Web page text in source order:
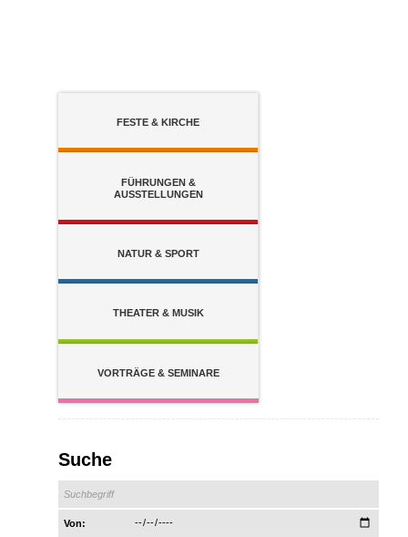
FESTE & KIRCHE
FÜHRUNGEN &
AUSSTELLUNGEN
NATUR &SPORT
THEATER &MUSIK
VORTRÄGE & SEMINARE
Suche
Von: